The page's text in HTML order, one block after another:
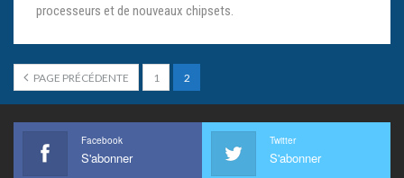
processeurs et de nouveaux chipsets.
PAGE PRÉCÉDENTE 1 2
Facebook
S'abonner
Twitter
S'abonner